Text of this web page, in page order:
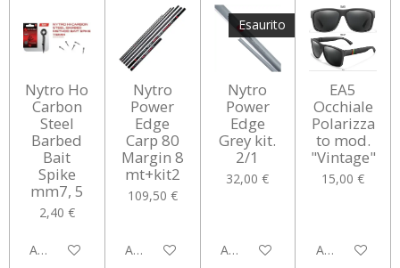
Nytro Ho
Carbon
Steel
Barbed
Bait
Spike
mm7, 5
2,40 €
Aggiungi al carrello
Nytro
Power
Edge
Carp 80
Margin 8
mt+kit2
109,50 €
Aggiungi al carrello
Esaurito
Nytro
Power
Edge
Grey kit.
2/1
32,00 €
Avvisami quando disponibile
EA5
Occhiale
Polarizza
to mod.
"Vintage"
15,00 €
Aggiungi al